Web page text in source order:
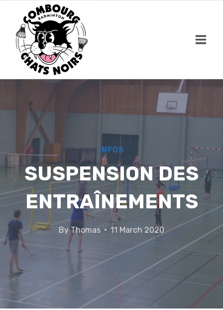
content
INFOS
SUSPENSION DES
ENTRAÎNEMENTS
ByThomas 11 March 2020